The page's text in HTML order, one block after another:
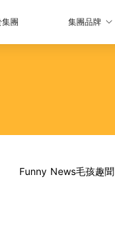
團 集團品牌
Funny News毛孩趣聞